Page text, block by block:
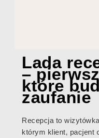
Lada
–
które
zaufanie
Recepcja to
którym klient, pacjent